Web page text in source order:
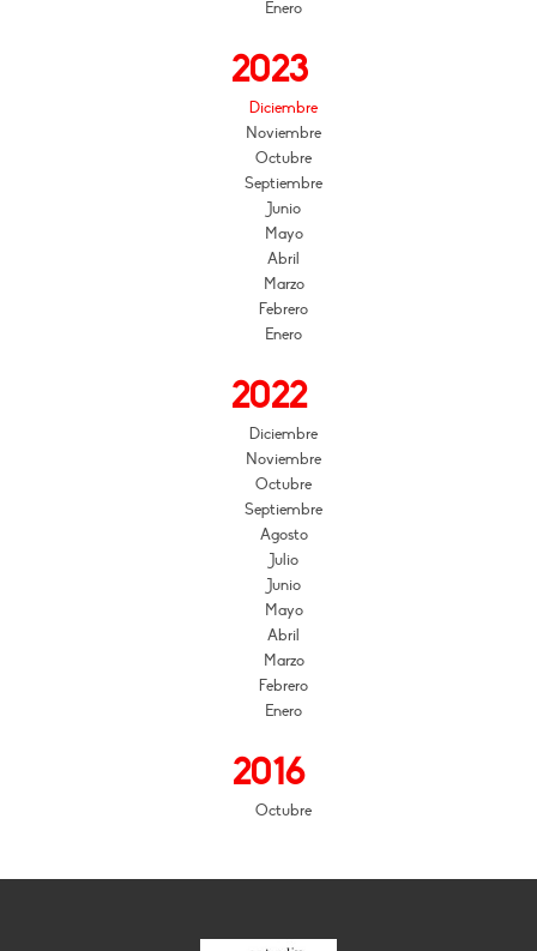
Enero
2023
Diciembre
Noviembre
Octubre
Septiembre
Junio
Mayo
Abril
Marzo
Febrero
Enero
2022
Diciembre
Noviembre
Octubre
Septiembre
Agosto
Julio
Junio
Mayo
Abril
Marzo
Febrero
Enero
2016
Octubre